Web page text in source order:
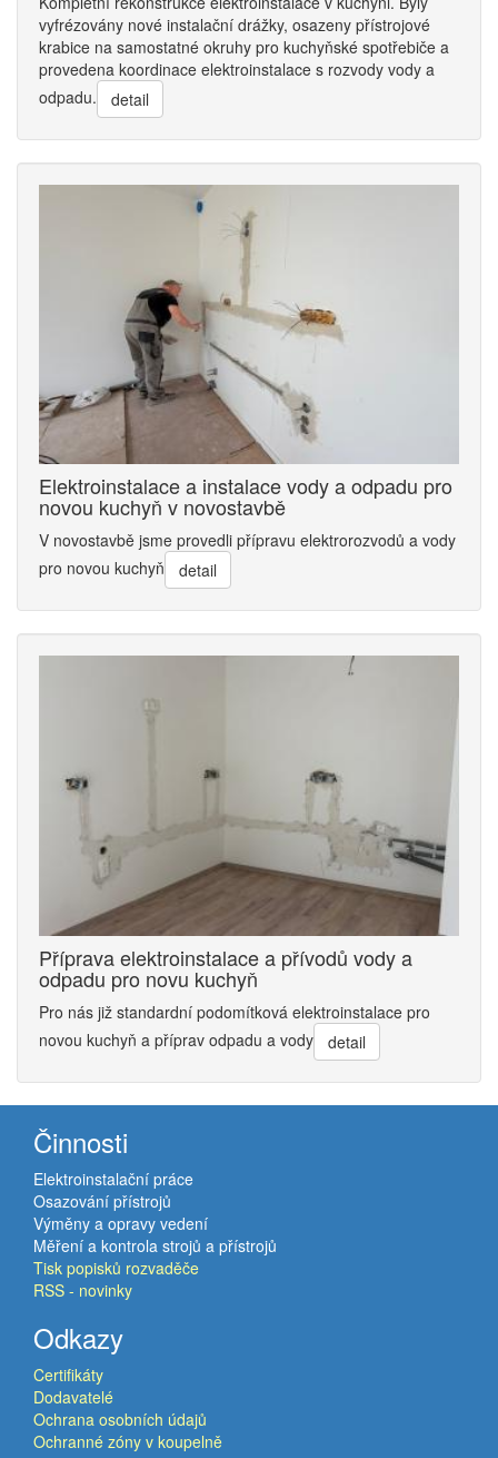
vyfrézovány nové instalační drážky, osazeny přístrojové
krabice na samostatné okruhy pro kuchyňské spotřebiče a
provedena koordinace elektroinstalace s rozvody vody a
odpadu.
detail
Elektroinstalace a instalace vody a odpadu pro
novou kuchyň v novostavbě
V novostavbě jsme provedli přípravu elektrorozvodů a vody
pro novou kuchyň
detail
Příprava elektroinstalace a přívodů vody a
odpadu pro novu kuchyň
Pro nás již standardní podomítková elektroinstalace pro
novou kuchyň a příprav odpadu a vody
detail
Činnosti
Elektroinstalační práce
Osazování přístrojů
Výměny a opravy vedení
Měření a kontrola strojů a přístrojů
Tisk popisků rozvaděče
RSS - novinky
Odkazy
Certifikáty
Dodavatelé
Ochrana osobních údajů
Ochranné zóny v koupelně